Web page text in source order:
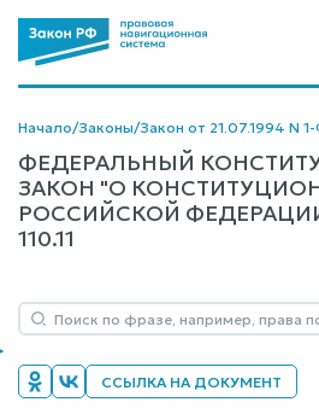
Начало/Законы/Закон от 21.07.1994 N
ФЕДЕРАЛЬНЫЙ
ЗАКОН "О
РОССИЙСКОЙ
110.11
ССЫЛКА НА ДОКУМЕНТ